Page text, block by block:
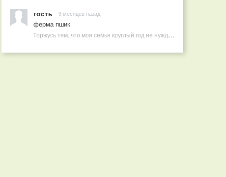
гость 9 месяцев назад
ферма пшик
Горжусь тем, что моя семья круглый год не нуждается в покупных витаминах